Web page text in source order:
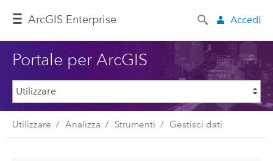
ArcGIS Enterprise Accedi
Portale per ArcGIS
Utilizzare Analizza Strumenti Gestisci dati